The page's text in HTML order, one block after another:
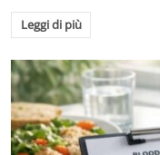
Leggi di più